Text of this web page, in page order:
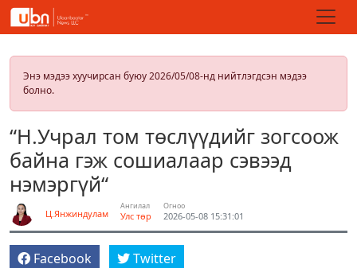
Энэ мэдээ хуучирсан буюу 2026/05/08-нд нийтлэгдсэн мэдээ
болно.
“Н.Учрал том төслүүдийг зогсоож
байна гэж сошиалаар сэвээд
нэмэргүй“
Ц.Янжиндулам
Ангилал
Улс төр
Огноо
2026-05-08 15:31:01
Facebook Twitter